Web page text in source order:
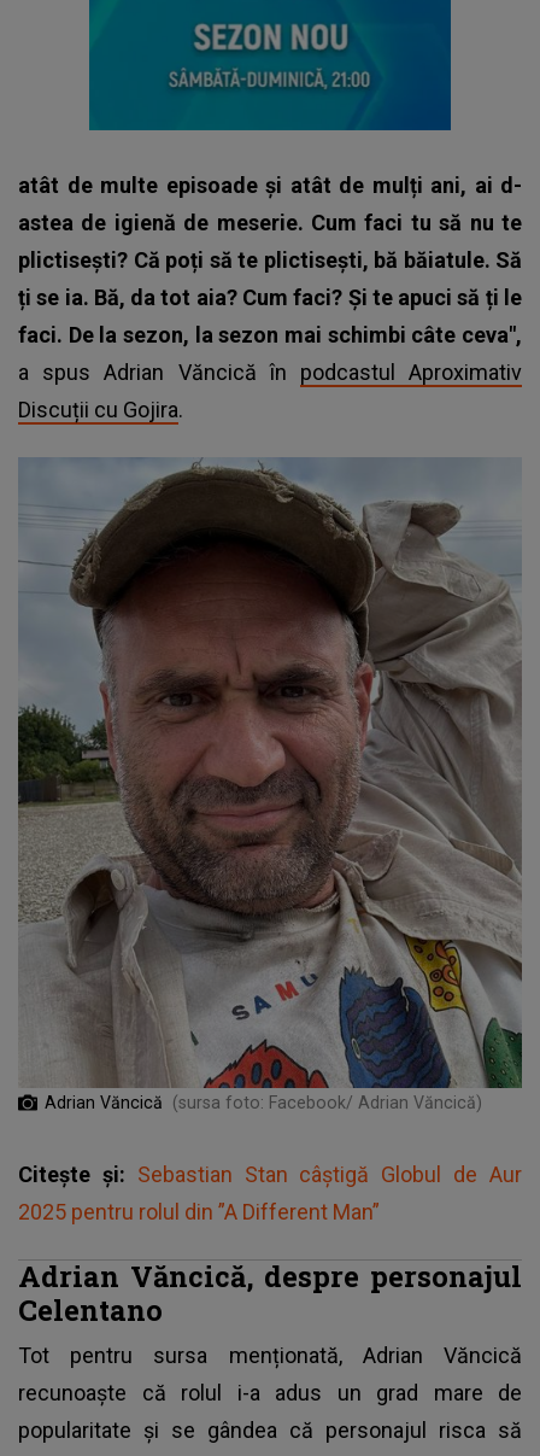
atât de multe episoade și atât de mulți ani, ai d-
astea de igienă de meserie. Cum faci tu să nu te
plictisești? Că poți să te plictisești, bă băiatule. Să
ți se ia. Bă, da tot aia? Cum faci? Și te apuci să ți le
faci. De la sezon, la sezon mai schimbi câte ceva",
a spus Adrian Văncică în podcastul Aproximativ
Discuții cu Gojira.
Adrian Văncică (sursa foto: Facebook/ Adrian Văncică)
Citește și: Sebastian Stan câștigă Globul de Aur
2025 pentru rolul din ”A Different Man”
Adrian Văncică, despre personajul
Celentano
Tot pentru sursa menționată, Adrian Văncică
recunoaște că rolul i-a adus un grad mare de
popularitate și se gândea că personajul risca să